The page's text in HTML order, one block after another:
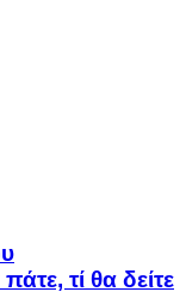
τί θα δείτε